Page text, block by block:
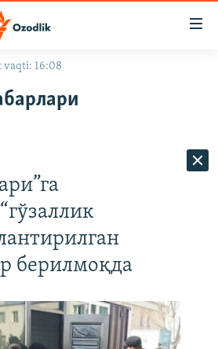
vaqti: 16:08
берилмоқда